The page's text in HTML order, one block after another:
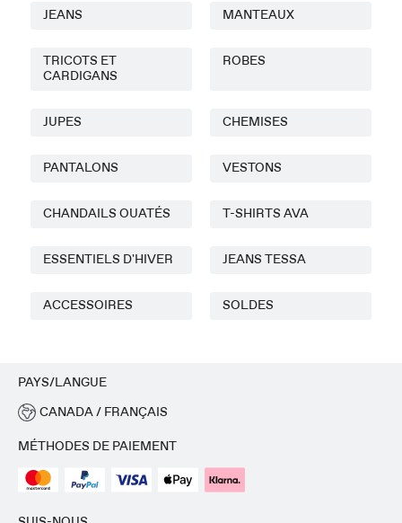
JEANS MANTEAUX
TRICOTS ET
CARDIGANS
ROBES
JUPES CHEMISES
PANTALONS VESTONS
CHANDAILS OUATÉS T-SHIRTS AVA
ESSENTIELS D'HIVER JEANS TESSA
ACCESSOIRES SOLDES
PAYS/LANGUE
CANADA / FRANÇAIS
MÉTHODES DE PAIEMENT